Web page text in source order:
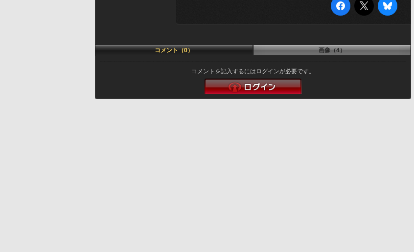
コメント（0） 画像（4）
コメントを記入するにはログインが必要です。